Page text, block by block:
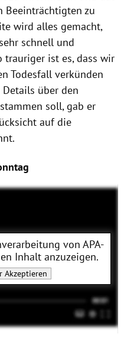
Beeinträchtigten zu
wird alles gemacht,
schnell und
trauriger ist es, dass wir
Todesfall verkünden
Details über den
stammen soll, gab er
auf die
von APA-
Inhalt anzuzeigen.
Akzeptieren